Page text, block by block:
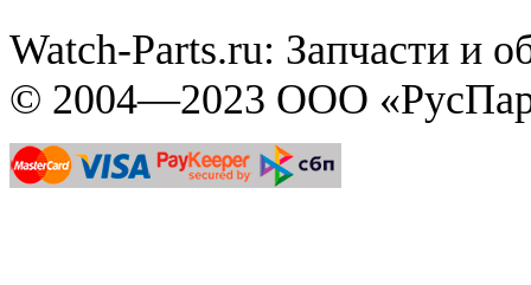
Watch-Parts.ru: Запчасти и
© 2004—2023 ООО